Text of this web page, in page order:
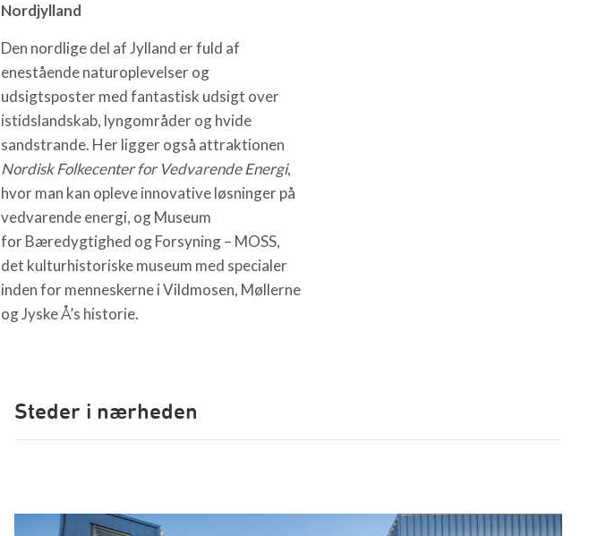
Nordjylland
Den nordlige del af Jylland er fuld af
enestående naturoplevelser og
udsigtsposter med fantastisk udsigt over
istidslandskab, lyngområder og hvide
sandstrande. Her ligger også attraktionen
Nordisk Folkecenter for Vedvarende Energi,
hvor man kan opleve innovative løsninger på
vedvarende energi, og Museum
for Bæredygtighed og Forsyning – MOSS,
det kulturhistoriske museum med specialer
inden for menneskerne i Vildmosen, Møllerne
og Jyske Å’s historie.
Steder i nærheden